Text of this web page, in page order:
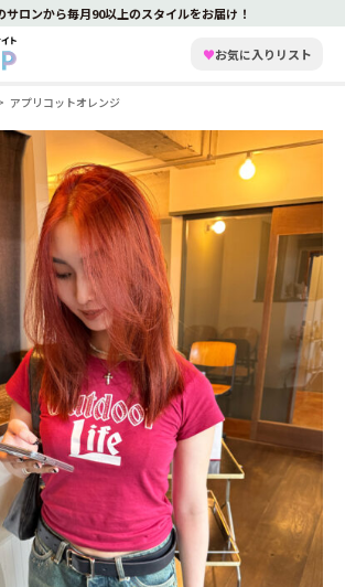
サロンから毎月90以上のスタイルをお届け！
♥お気に入りリスト
アプリコットオレンジ